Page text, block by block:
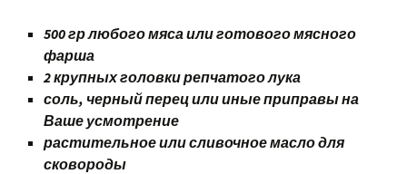
500 гр любого мяса или готового мясного
фарша
2 крупных головки репчатого лука
соль, черный перец или иные приправы на
Ваше усмотрение
растительное или сливочное масло для
сковороды